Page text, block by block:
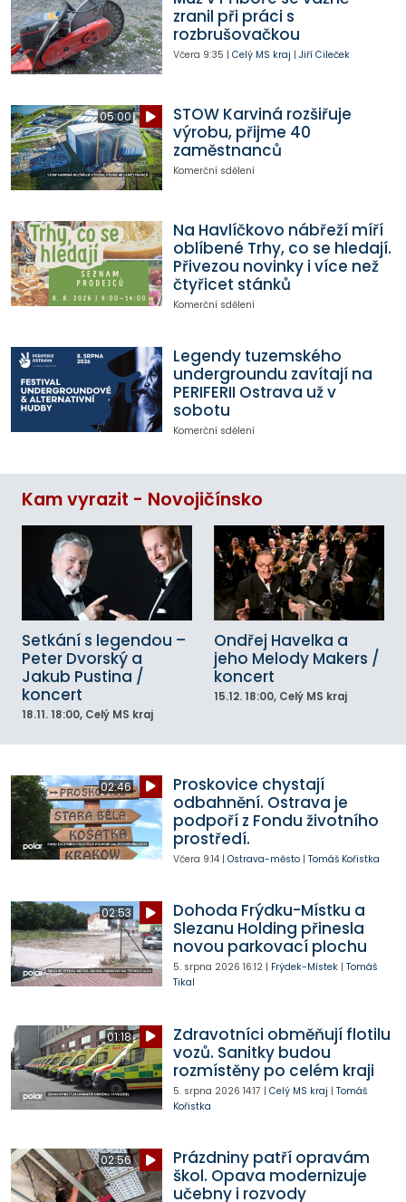
zranil při práci s
rozbrušovačkou
Včera 9:35 | Celý MS kraj | Jiří Cileček
05:00
STOW Karviná rozšiřuje
výrobu, přijme 40
zaměstnanců
Komerční sdělení
Na Havlíčkovo nábřeží míří
oblíbené Trhy, co se hledají.
Přivezou novinky i více než
čtyřicet stánků
Komerční sdělení
Legendy tuzemského
undergroundu zavítají na
PERIFERII Ostrava už v
sobotu
Komerční sdělení
Kam vyrazit - Novojičínsko
Setkání s legendou –
Peter Dvorský a
Jakub Pustina /
koncert
18.11. 18:00, Celý MS kraj
Ondřej Havelka a
jeho Melody Makers /
koncert
15.12. 18:00, Celý MS kraj
02:46
Proskovice chystají
odbahnění. Ostrava je
podpoří z Fondu životního
prostředí.
Včera 9:14| Ostrava-město| Tomáš Kořistka
02:53
Dohoda Frýdku-Místku a
Slezanu Holding přinesla
novou parkovací plochu
5. srpna 2026 16:12| Frýdek-Místek| Tomáš
Tikal
01:18
Zdravotníci obměňují flotilu
vozů. Sanitky budou
rozmístěny po celém kraji
5. srpna 2026 14:17 | Celý MS kraj | Tomáš
Kořistka
02:56
Prázdniny patří opravám
škol. Opava modernizuje
učebny i rozvody